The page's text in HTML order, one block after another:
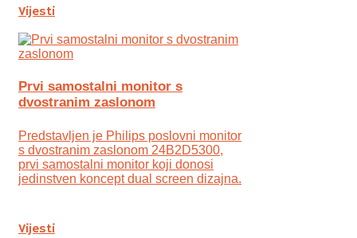
Vijesti
Prvi samostalni monitor s
dvostranim zaslonom
Predstavljen je Philips poslovni monitor
s dvostranim zaslonom 24B2D5300,
prvi samostalni monitor koji donosi
jedinstven koncept dual screen dizajna.
Vijesti